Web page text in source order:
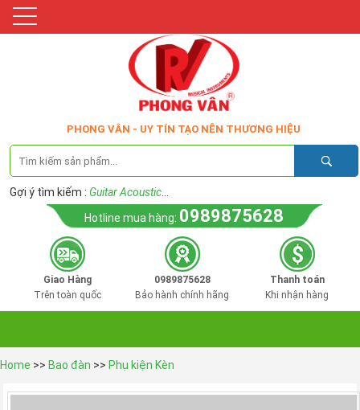
PHONG VÂN - UY TÍN TẠO NÊN THƯƠNG HIỆU
Gợi ý tìm kiếm : Guitar Acoustic
Hotline mua hàng: 0989875628
Giao Hàng
Trên toàn quốc
0989875628
Bảo hành chính hãng
Thanh toán
Khi nhận hàng
Home >> Bao đàn >> Phụ kiện Kèn